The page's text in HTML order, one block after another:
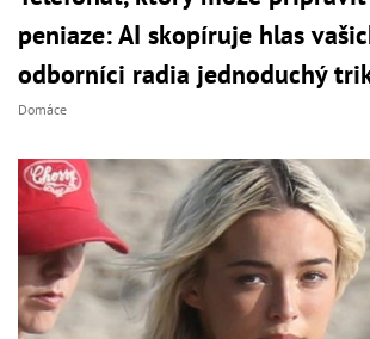
peniaze: AI skopíruje hlas
odborníci radia jednoduchý
Domáce